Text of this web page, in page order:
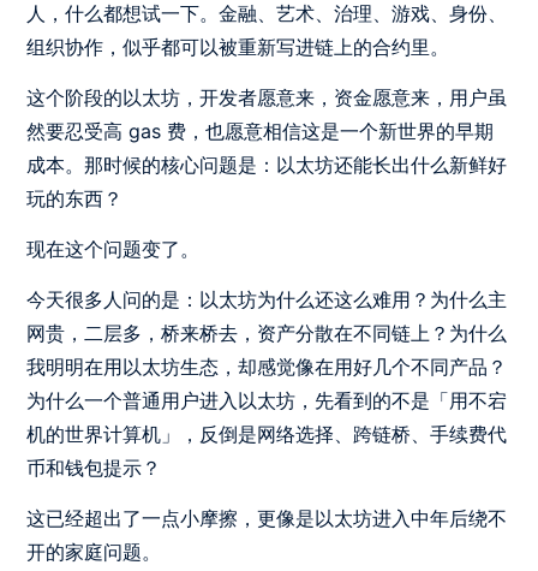
人，什么都想试一下。金融、艺术、治理、游戏、身份、
组织协作，似乎都可以被重新写进链上的合约里。
这个阶段的以太坊，开发者愿意来，资金愿意来，用户虽
然要忍受高 gas 费，也愿意相信这是一个新世界的早期
成本。那时候的核心问题是：以太坊还能长出什么新鲜好
玩的东西？
现在这个问题变了。
今天很多人问的是：以太坊为什么还这么难用？为什么主
网贵，二层多，桥来桥去，资产分散在不同链上？为什么
我明明在用以太坊生态，却感觉像在用好几个不同产品？
为什么一个普通用户进入以太坊，先看到的不是「用不宕
机的世界计算机」，反倒是网络选择、跨链桥、手续费代
币和钱包提示？
这已经超出了一点小摩擦，更像是以太坊进入中年后绕不
开的家庭问题。